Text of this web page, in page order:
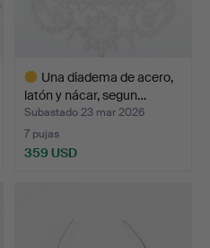
Una diadema de acero,
latón y nácar, segun…
Subastado 23 mar 2026
7 pujas
359 USD